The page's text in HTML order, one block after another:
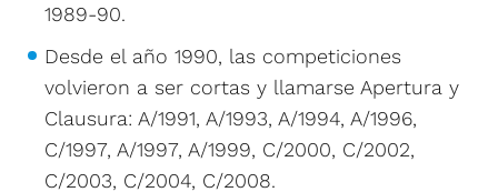
1989-90.
Desde el año 1990, las competiciones
volvieron a ser cortas y llamarse Apertura y
Clausura: A/1991, A/1993, A/1994, A/1996,
C/1997, A/1997, A/1999, C/2000, C/2002,
C/2003, C/2004, C/2008.